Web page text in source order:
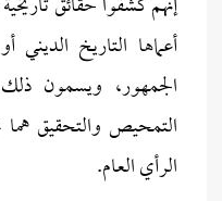
أعماها التاريخ
الجمهور، ويسمون
التمحيص والتحقيق هما
الرأي العام.